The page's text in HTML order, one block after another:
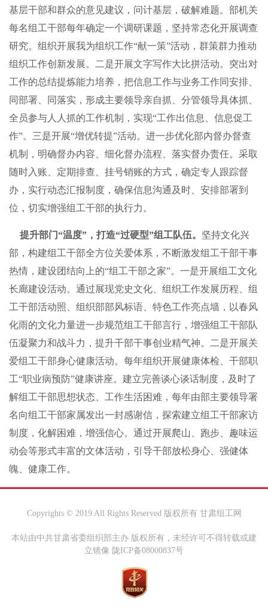
基层干部和群众的意见建议，问计基层，破解难题。部机关
每名组工干部每年确定一个调研课题，坚持常态化开展调查
研究。组织开展我为组织工作“献一策”活动，群策群力推动
组织工作创新发展。二是开展文字写作大比拼活动。突出对
工作的总结提炼能力培养，把信息工作与业务工作同安排、
同部署、同落实，形成主要领导亲自抓、分管领导具体抓、
全员参与人人抓的工作机制，实现“工作出信息、信息促工
作”。三是开展“增优转提”活动。进一步优化部内督办督查
机制，明确督办内容、细化督办流程、落实督办责任。采取
随时入账、定期排查、挂号销账的方式，确定专人跟踪督
办，实行动态汇报制度，确保信息沟通及时、安排部署到
位，切实增强组工干部的执行力。
提升部门“温度”，打造“过硬型”组工队伍。 坚持文化兴
部，构建组工干部全方位关爱体系，不断激发组工干部干事
热情，建设团结向上的“组工干部之家”。一是开展组工文化
长廊建设活动。通过展现党史文化、组织工作发展历程、组
工干部活动照、组织部部风标语、特色工作亮点墙，以春风
化雨的文化力量进一步规范组工干部言行，增强组工干部队
伍凝聚力和战斗力，提升干部干事创业精气神。二是开展关
爱组工干部身心健康活动。每年组织开展健康体检、干部职
工“职业病预防”健康讲座。建立完善谈心谈话制度，及时了
解组工干部思想状态、工作生活困难，每年由部主要领导署
名向组工干部家属发出一封感谢信，探索建立组工干部家访
制度，化解困难，增强信心。通过开展爬山、跑步、趣味运
动会等形式丰富的文体活动，引导干部放松身心、强健体
魄、健康工作。
Copyrights © 2019 All Rights Reserved 版权所有 甘肃组工网
本站由中共甘肃省委组织部主办 版权所有，未经许可不得转载或建
立镜像 陇ICP备08000837号